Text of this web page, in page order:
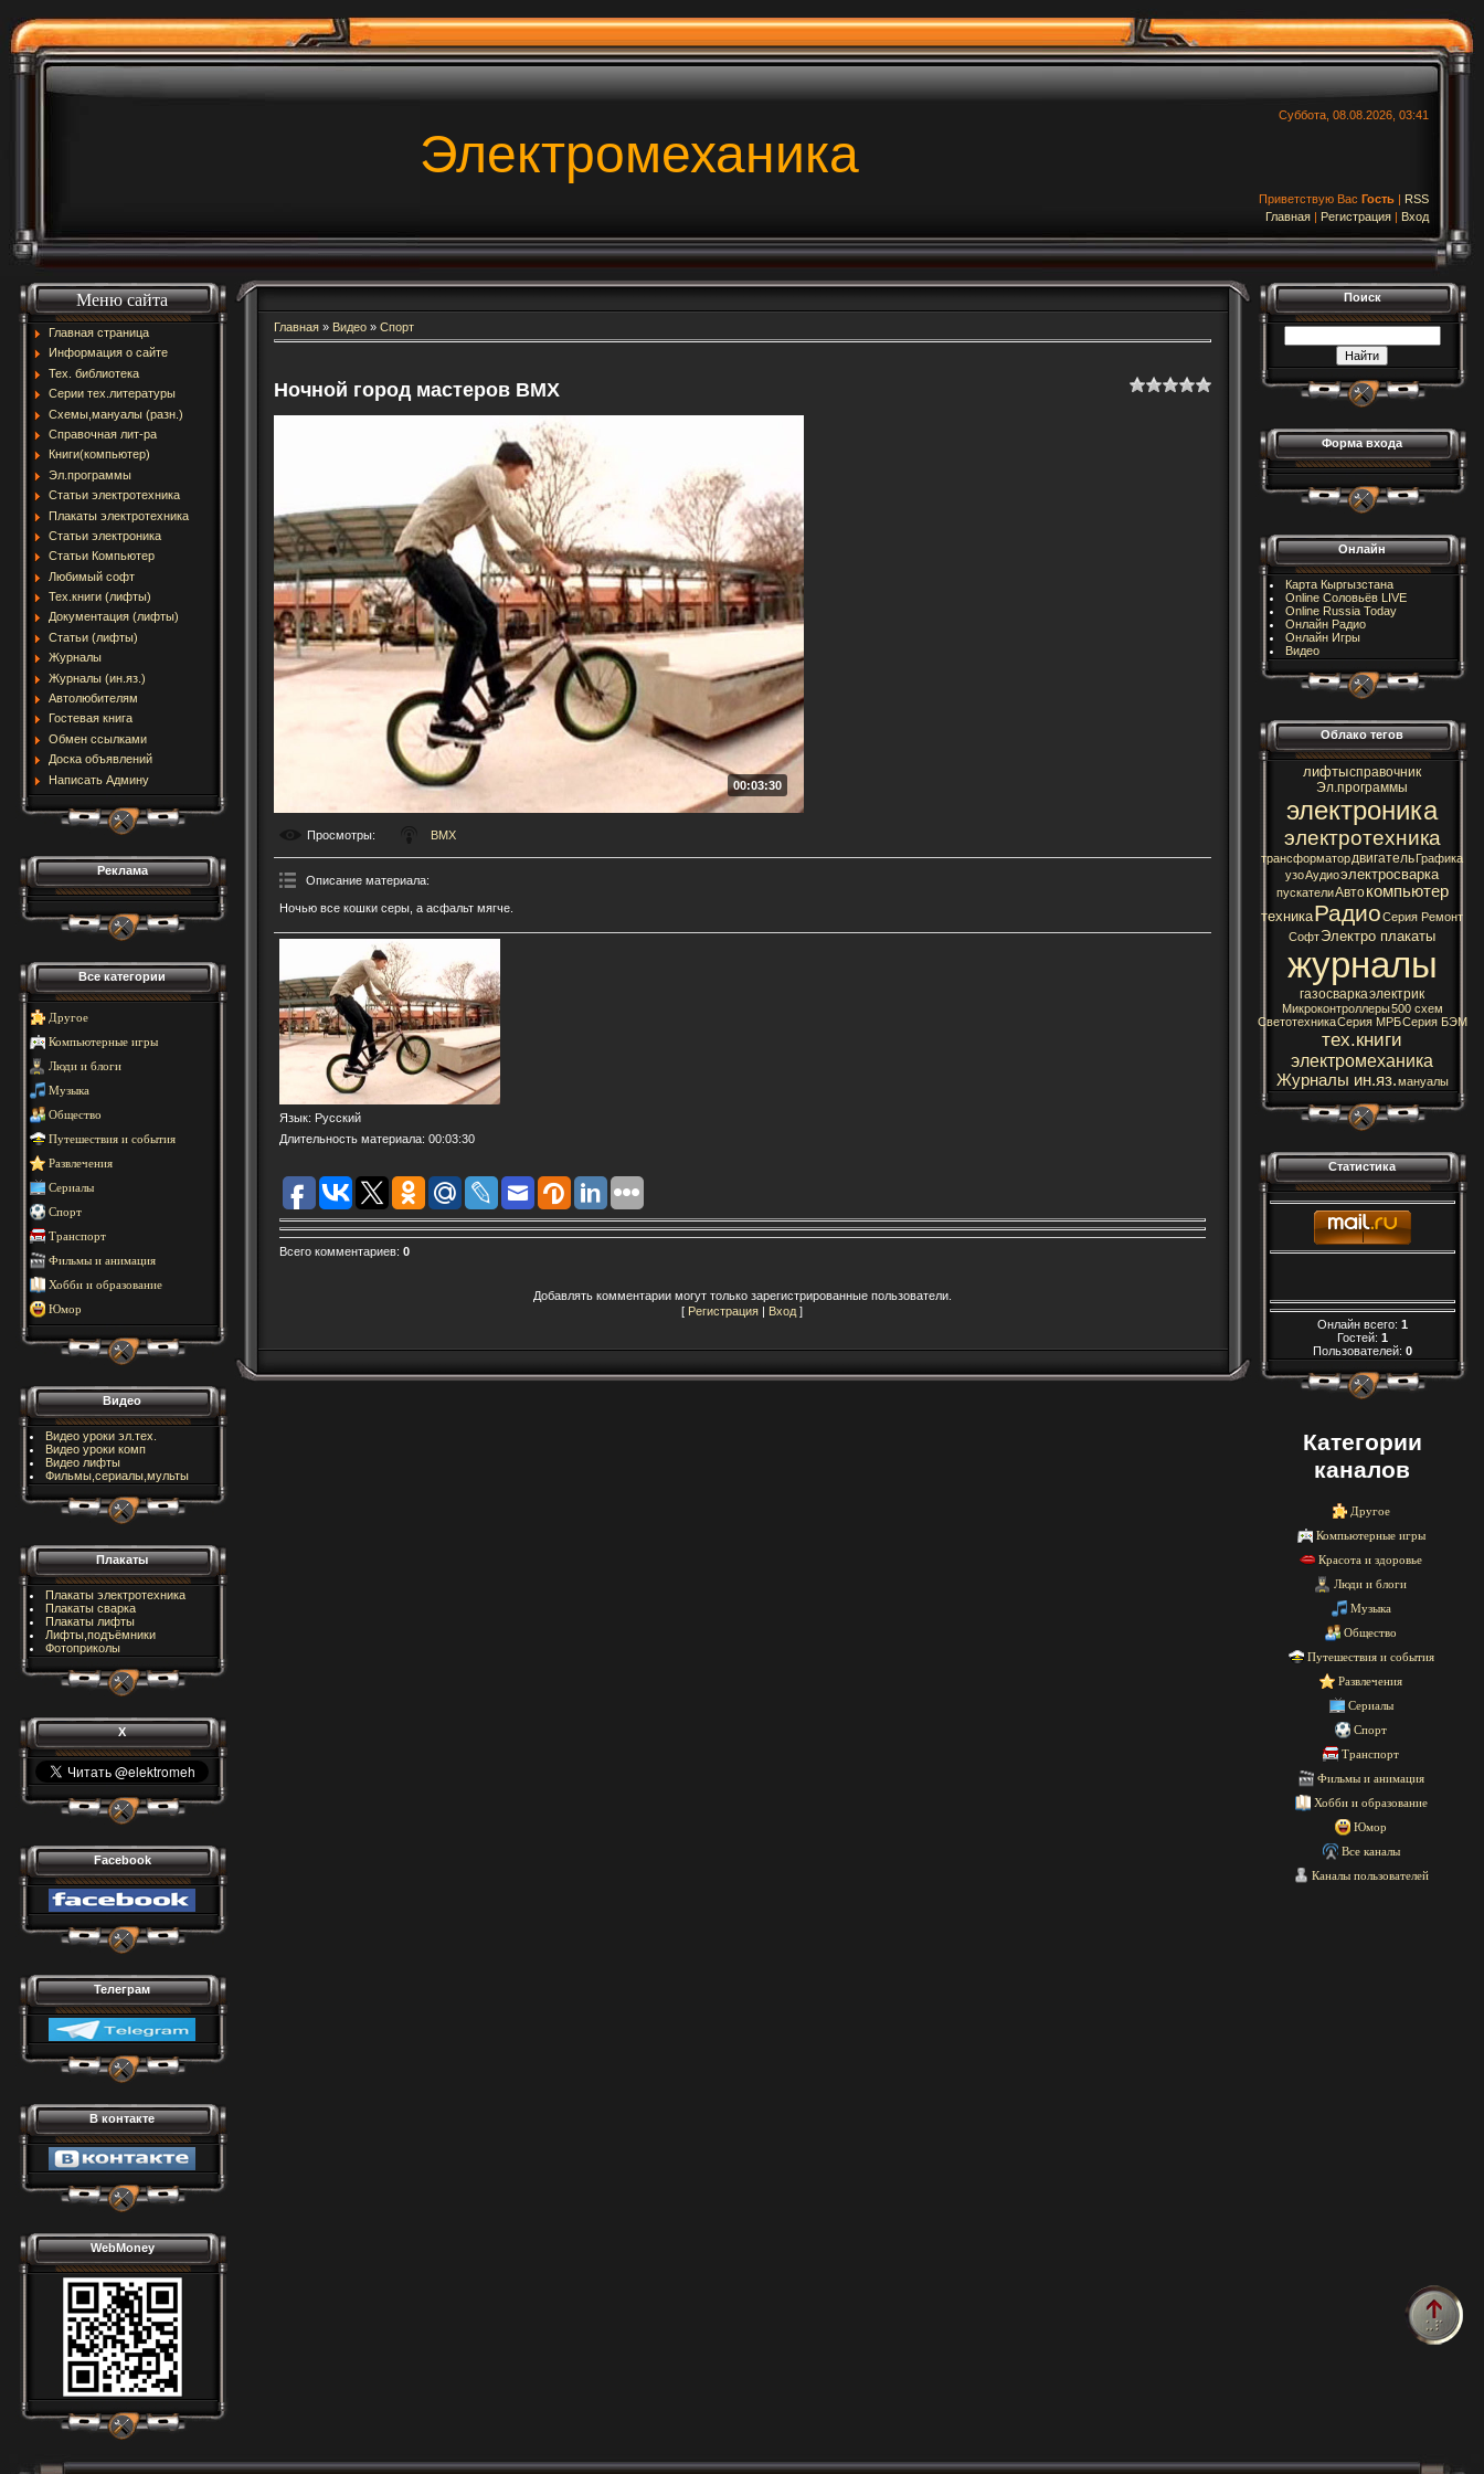
Суббота, 08.08.2026, 03:41
Электромеханика
Приветствую Вас Гость | RSS
Главная | Регистрация | Вход
Меню сайта
Главная страница
Информация о сайте
Тех. библиотека
Серии тех.литературы
Схемы,мануалы (разн.)
Справочная лит-ра
Книги(компьютер)
Эл.программы
Статьи электротехника
Плакаты электротехника
Статьи электроника
Статьи Компьютер
Любимый софт
Тех.книги (лифты)
Документация (лифты)
Статьи (лифты)
Журналы
Журналы (ин.яз.)
Автолюбителям
Гостевая книга
Обмен ссылками
Доска объявлений
Написать Админу
Реклама
Все категории
Другое
Компьютерные игры
Люди и блоги
Музыка
Общество
Путешествия и события
Развлечения
Сериалы
Спорт
Транспорт
Фильмы и анимация
Хобби и образование
Юмор
Видео
Видео уроки эл.тех.
Видео уроки комп
Видео лифты
Фильмы,сериалы,мульты
Плакаты
Плакаты электротехника
Плакаты сварка
Плакаты лифты
Лифты,подъёмники
Фотоприколы
X
Facebook
Телеграм
В контакте
WebMoney
Главная» Видео» Спорт
Ночной город мастеров BMX
00:03:30
Просмотры: BMX
Описание материала:
Ночью все кошки серы, а асфальт мягче.
Язык: Русский
Длительность материала: 00:03:30
Всего комментариев: 0
Добавлять комментарии могут только зарегистрированные пользователи.
[ Регистрация | Вход ]
Поиск
Форма входа
Онлайн
Карта Кыргызстана
Online Соловьёв LIVE
Online Russia Today
Онлайн Радио
Онлайн Игры
Видео
Облако тегов
лифтысправочник
Эл.программы
электроника
электротехника
трансформатордвигательГрафика
узоАудиоэлектросварка
пускателиАвтокомпьютер
техникаРадиоСерия Ремонт
СофтЭлектро плакаты
журналы
газосваркаэлектрик
Микроконтроллеры500 схем
СветотехникаСерия МРБСерия БЭМ
тех.книги
электромеханика
Журналы ин.яз.мануалы
Статистика
Онлайн всего: 1
Гостей: 1
Пользователей: 0
Категории
каналов
Другое
Компьютерные игры
Красота и здоровье
Люди и блоги
Музыка
Общество
Путешествия и события
Развлечения
Сериалы
Спорт
Транспорт
Фильмы и анимация
Хобби и образование
Юмор
Все каналы
Каналы пользователей